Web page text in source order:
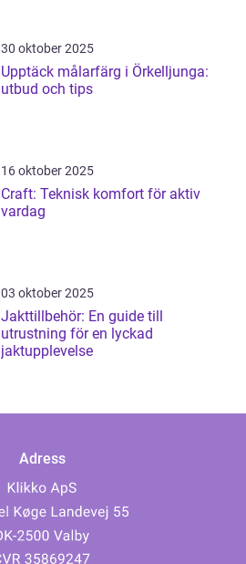
30 oktober 2025
Upptäck målarfärg i Örkelljunga:
utbud och tips
16 oktober 2025
Craft: Teknisk komfort för aktiv
vardag
03 oktober 2025
Jakttillbehör: En guide till
utrustning för en lyckad
jaktupplevelse
Adress